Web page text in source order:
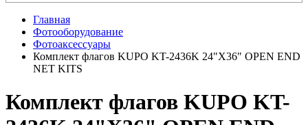
Главная
Фотооборудование
Фотоаксессуары
Комплект флагов KUPO KT-2436K 24"X36" OPEN END
NET KITS
Комплект флагов KUPO KT-